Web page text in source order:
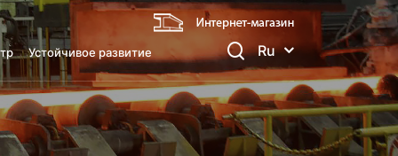
Устойчивое развитие Ru